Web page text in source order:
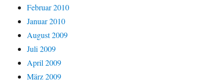
Februar 2010
Januar 2010
August 2009
Juli 2009
April 2009
März 2009